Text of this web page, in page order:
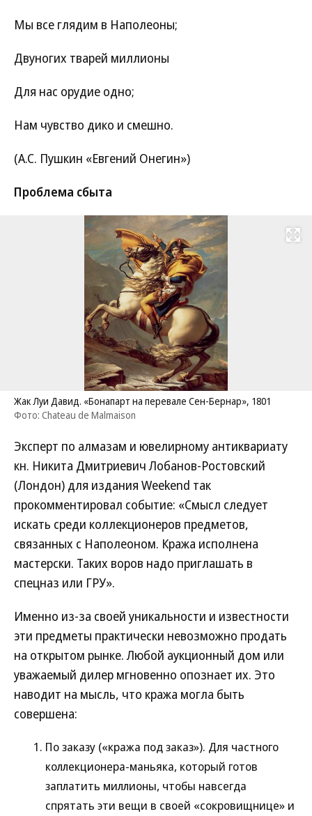
Мы все глядим в Наполеоны;
Двуногих тварей миллионы
Для нас орудие одно;
Нам чувство дико и смешно.
(А.С. Пушкин «Евгений Онегин»)
Проблема сбыта
Развернуть
Жак Луи Давид. «Бонапарт на перевале Сен-Бернар», 1801
Фото: Chateau de Malmaison
Эксперт по алмазам и ювелирному антиквариату
кн. Никита Дмитриевич Лобанов-Ростовский
(Лондон) для издания Weekend так
прокомментировал событие: «Смысл следует
искать среди коллекционеров предметов,
связанных с Наполеоном. Кража исполнена
мастерски. Таких воров надо приглашать в
спецназ или ГРУ».
Именно из-за своей уникальности и известности
эти предметы практически невозможно продать
на открытом рынке. Любой аукционный дом или
уважаемый дилер мгновенно опознает их. Это
наводит на мысль, что кража могла быть
совершена:
По заказу («кража под заказ»). Для частного
коллекционера-маньяка, который готов
заплатить миллионы, чтобы навсегда
спрятать эти вещи в своей «сокровищнице» и